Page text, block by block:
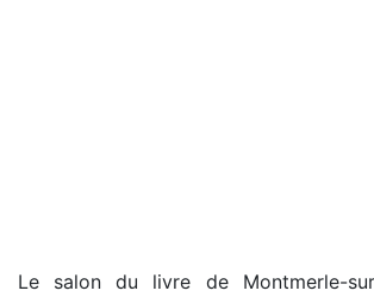
Le salon du livre de Montmerle-